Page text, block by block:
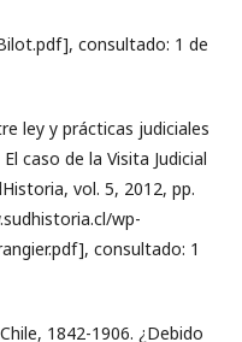
consultado: 1 de
ley y prácticas judiciales
caso de la Visita Judicial
vol. 5, 2012, pp.
wp-
consultado: 1
Chile, 1842-1906. ¿Debido